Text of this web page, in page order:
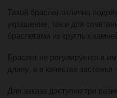
Такой браслет отлично
украшение, так и для
браслетами из круглых
Браслет не регулируется и
длину, а в качестве застежки
Для заказа доступно три